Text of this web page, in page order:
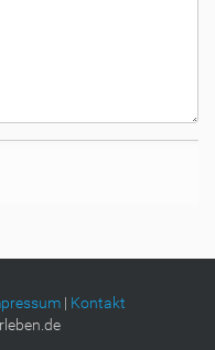
| Kontakt